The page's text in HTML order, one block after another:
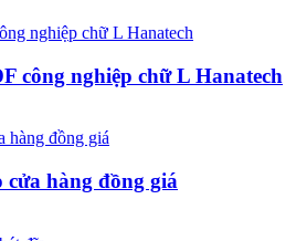
công nghiệp chữ L Hanatech
hàng đồng giá